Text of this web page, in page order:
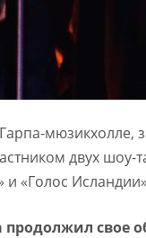
мюзикхолле,
двух шоу-
и «Голос
свое